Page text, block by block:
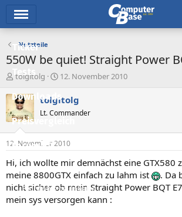
Ticker
Tests
Downloads
Preisvergleich
Forum
Aktuelles
Empfohlene Inhalte
Netzteile
550W be quiet! Straight Power
E
s
t
e
e
tolgitolg
E
s
e
l
t
a
m
12. November 2010
tolgitolg
Lt. Commander
12. November 2010
Hi, ich wollte mir demnächst eine GTX580
meine 8800GTX einfach zu lahm ist
. Da
nicht sicher ob mein Straight Power BQT
mein sys versorgen kann :